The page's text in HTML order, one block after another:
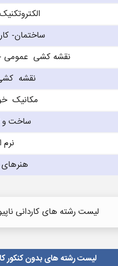
ساختمان-
نقشه کشی عمومی
نقشه
مکانیک
ساخت و
نرم
لیست رشته های کاردانی
لیست رشته های بدون کنکور